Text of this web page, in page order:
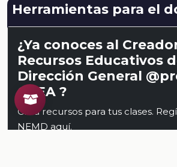
Herramientas para el
¿Ya conoces al
Recursos Educativos
Dirección General
CREA ?
Crea recursos para tus clases.
NEMD aquí.